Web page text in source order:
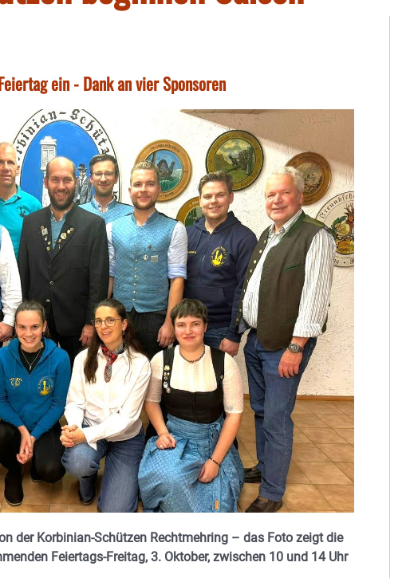
ein - Dank an vier Sponsoren
der Korbinian-Schützen Rechtmehring – das Foto zeigt die
Feiertags-Freitag, 3. Oktober, zwischen 10 und 14 Uhr